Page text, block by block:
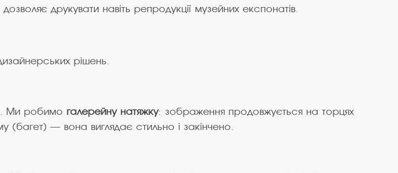
друкувати навіть репродукції музейних експонатів.
рішень.
Ми робимо галерейну натяжку: зображення продовжується на торцях
(багет) — вона виглядає стильно і закінчено.